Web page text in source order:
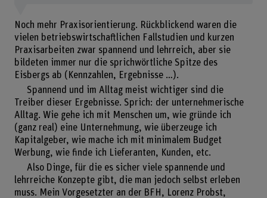
Noch mehr Praxisorientierung. Rückblickend waren die
vielen betriebswirtschaftlichen Fallstudien und kurzen
Praxisarbeiten zwar spannend und lehrreich, aber sie
bildeten immer nur die sprichwörtliche Spitze des
Eisbergs ab (Kennzahlen, Ergebnisse …).
Spannend und im Alltag meist wichtiger sind die
Treiber dieser Ergebnisse. Sprich: der unternehmerische
Alltag. Wie gehe ich mit Menschen um, wie gründe ich
(ganz real) eine Unternehmung, wie überzeuge ich
Kapitalgeber, wie mache ich mit minimalem Budget
Werbung, wie finde ich Lieferanten, Kunden, etc.
Also Dinge, für die es sicher viele spannende und
lehrreiche Konzepte gibt, die man jedoch selbst erleben
muss. Mein Vorgesetzter an der BFH, Lorenz Probst,